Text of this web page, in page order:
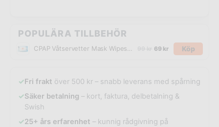
POPULÄRA TILLBEHÖR
69 kr Köp
✓Fri frakt över 500 kr – snabb leverans med spårning
✓Säker betalning – kort, faktura, delbetalning &
Swish
✓25+ års erfarenhet – kunnig rådgivning på